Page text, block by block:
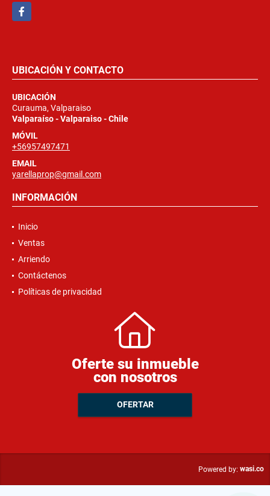
Facebook
UBICACIÓN Y CONTACTO
UBICACIÓN
Curauma, Valparaiso
Valparaíso - Valparaiso - Chile
MÓVIL
+56957497471
EMAIL
yarellaprop@gmail.com
INFORMACIÓN
Inicio
Ventas
Arriendo
Contáctenos
Políticas de privacidad
Oferte su inmueble
con nosotros
OFERTAR
Powered by: wasi.co